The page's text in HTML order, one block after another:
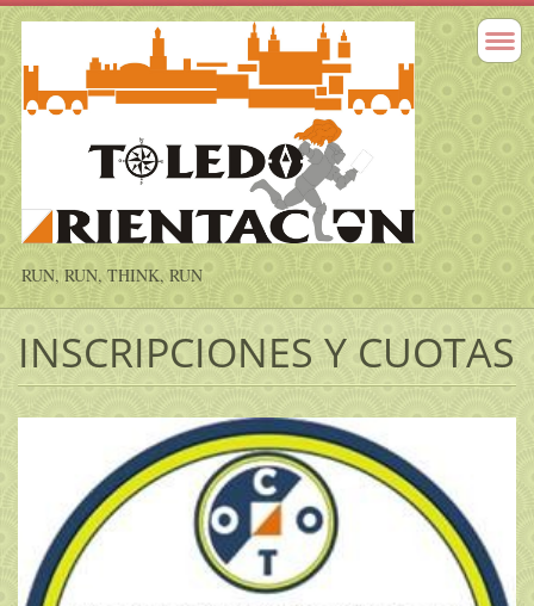
RUN, RUN, THINK, RUN
INSCRIPCIONES Y CUOTAS